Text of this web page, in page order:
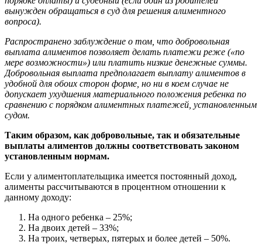
вынужден обращаться в суд для решения алиментного
вопроса).
Распространено заблуждение о том, что добровольная
выплата алиментов позволяет делать платежи реже («по
мере возможности») или платить низкие денежные суммы.
Добровольная выплата предполагает выплату алиментов в
удобной для обоих сторон форме, но ни в коем случае не
допускает ухудшения материального положения ребенка по
сравнению с порядком алиментных платежей, установленным
судом.
Таким образом, как добровольные, так и обязательные
выплаты алиментов должны соответствовать законом
установленным нормам.
Если у алиментоплательщика имеется постоянный доход,
алименты рассчитываются в процентном отношении к
данному доходу:
На одного ребенка – 25%;
На двоих детей – 33%;
На троих, четверых, пятерых и более детей – 50%.